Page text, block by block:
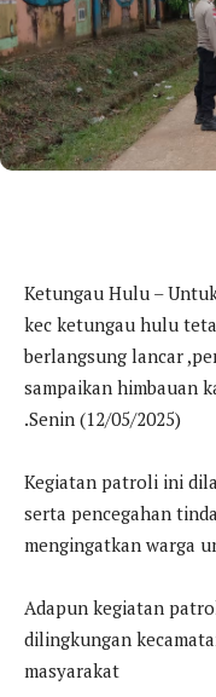
Ketungau Hulu –
kec ketungau hulu
berlangsung lancar
sampaikan himbauan
.Senin (12/05/2025)
Kegiatan patroli ini
serta pencegahan
mengingatkan warga
Adapun kegiatan
dilingkungan
masyarakat